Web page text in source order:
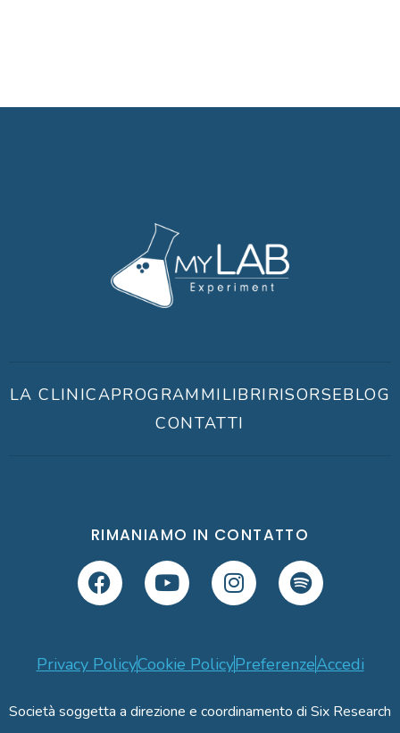
LA CLINICAPROGRAMMILIBRIRISORSEBLOG
CONTATTI
RIMANIAMO IN CONTATTO
Privacy PolicyCookie PolicyPreferenzeAccedi
Società soggetta a direzione e coordinamento di Six Research